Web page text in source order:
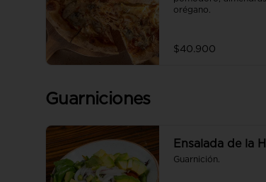
orégano.
$40.900
Guarniciones
Ensalada de la
Guarnición.